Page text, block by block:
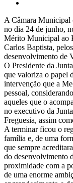
Image
A Câmara Municipal
no dia 24 de junho,
Mérito Municipal ao
Carlos Baptista,
desenvolvimento de
O Presidente da
que valoriza o papel
intervenção que a
pessoal,
aqueles que o
no executivo da
Freguesia, assim
A terminar ficou o
família e, de uma
que sempre
do desenvolvimento
proximidade com a
de uma enorme